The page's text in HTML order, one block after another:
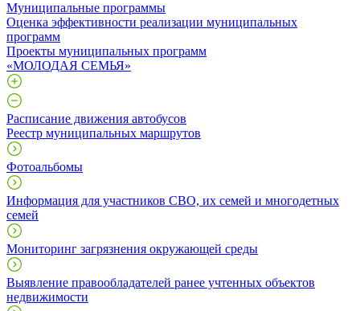
Муниципальные программы
Оценка эффективности реализации муниципальных
программ
Проекты муниципальных программ
«МОЛОДАЯ СЕМЬЯ»
Расписание движения автобусов
Реестр муниципальных маршрутов
Фотоальбомы
Информация для участников СВО, их семей и многодетных
семей
Мониторинг загрязнения окружающей среды
Выявление правообладателей ранее учтенных объектов
недвижимости